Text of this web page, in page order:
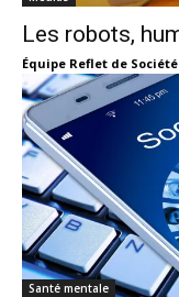
Les robots,
Équipe Reflet de Société
Santé mentale